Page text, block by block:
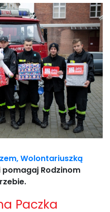
Wolontariuszką
Rodzinom
Paczka